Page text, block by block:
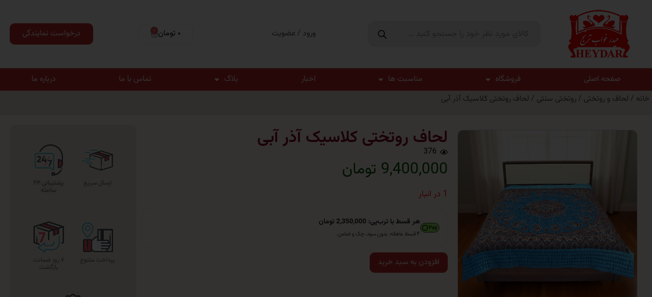
ورود / عضویت 0 تومان 0 درخواست نمایندگی
صفحه اصلی فروشگاه مناسبت ها اخبار بلاگ تماس با ما
درباره ما
خانه / لحاف و روتختی / روتختی سنتی / لحاف روتختی کلاسیک آذر آبی
لحاف روتختی کلاسیک آذر آبی
376
9,400,000 تومان
1 در انبار
هر قسط با ترب‌پی: 2,350,000 تومان
۴ قسط ماهانه. بدون سود، چک و ضامن.
افزودن به سبد خرید
ارسال سریع پشتیبانی ۲۴
ساعته
پرداخت متنوع ۷ روز ضمانت
بازگشت